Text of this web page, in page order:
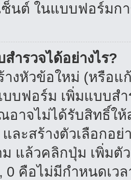
ซ็นต์ ในแบบฟอร์มก
ำรวจได้อย่างไร?
งหัวข้อใหม่ (หรือ
บฟอร์ม เพิ่มแบบส
อาจไม่ได้รับสิทธิ์ใ
ละสร้างตัวเลือกอย่
แล้วคลิกปุ่ม เพิ่มตั
0 คือไม่มีกำหนดเว